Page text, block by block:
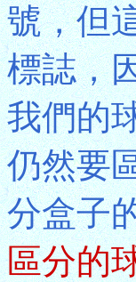
號，但
標誌，
我們的
仍然要
分盒子
區分的